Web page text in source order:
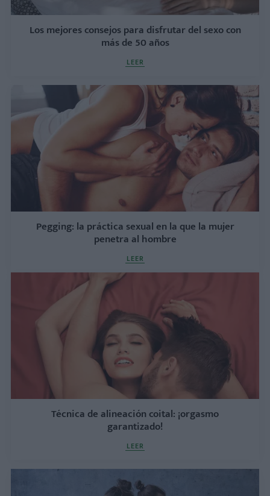
Los mejores consejos para disfrutar del sexo con
más de 50 años
LEER
Pegging: la práctica sexual en la que la mujer
penetra al hombre
LEER
Técnica de alineación coital: ¡orgasmo
garantizado!
LEER